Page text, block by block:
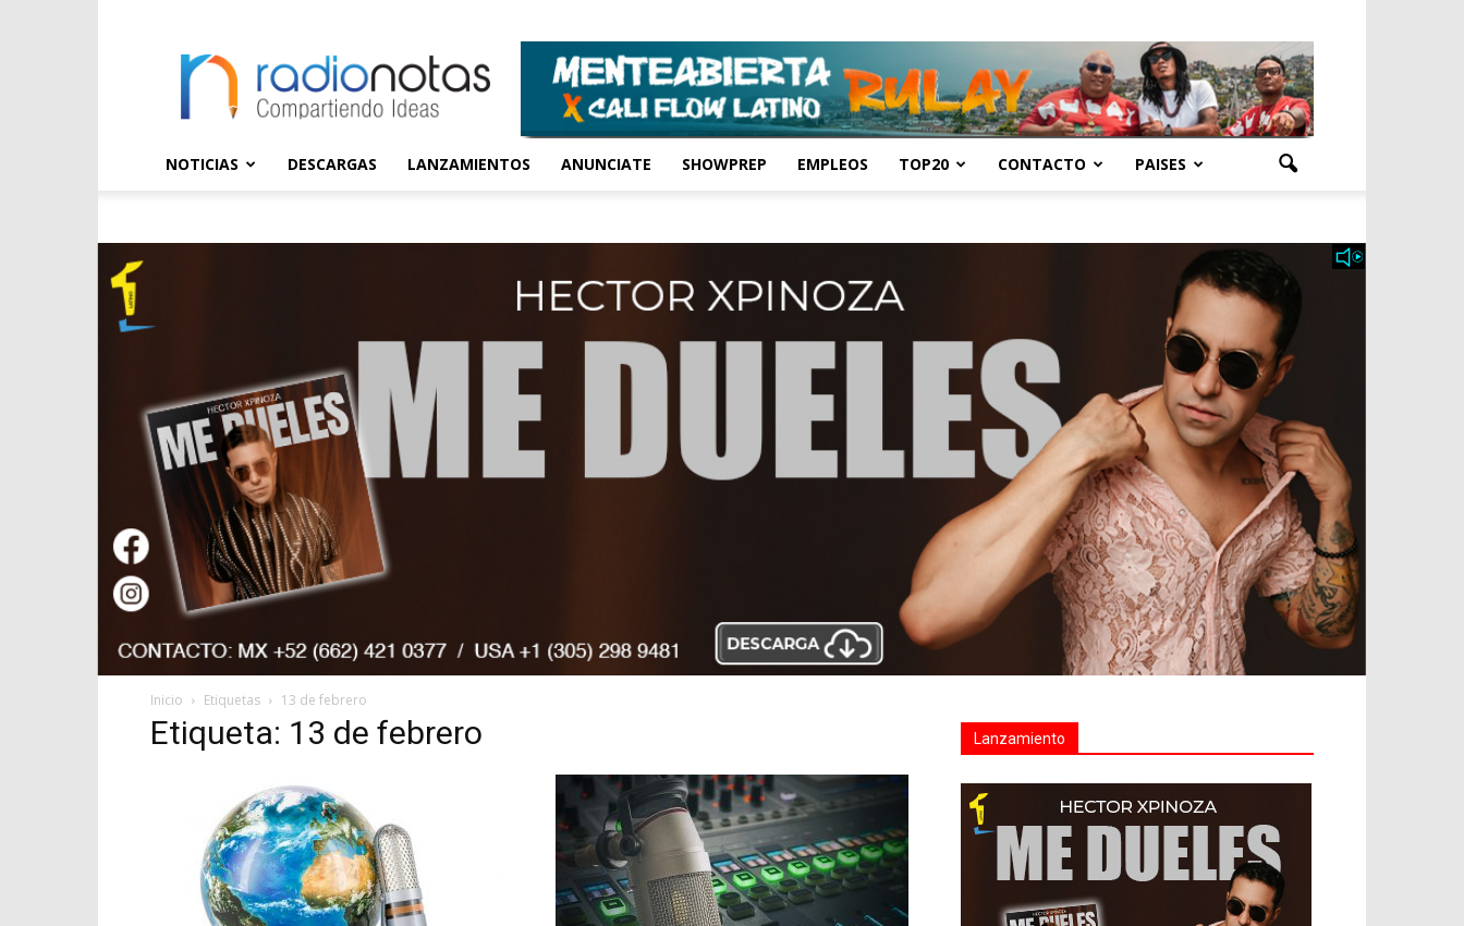
NOTICIAS DESCARGAS LANZAMIENTOS ANUNCIATE SHOWPREP EMPLEOS TOP20 CONTACTO PAISES
Inicio Etiquetas 13 de febrero
Etiqueta: 13 de febrero Lanzamiento